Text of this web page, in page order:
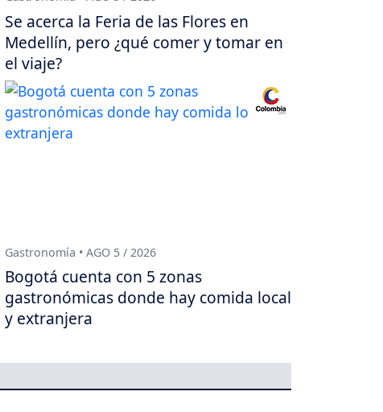
Se acerca la Feria de las Flores en
Medellín, pero ¿qué comer y tomar en
el viaje?
Gastronomía • AGO 5 / 2026
Bogotá cuenta con 5 zonas
gastronómicas donde hay comida local
y extranjera